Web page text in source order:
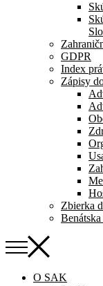
GDPR
Index
Zápisy
Zbierka
O SAK